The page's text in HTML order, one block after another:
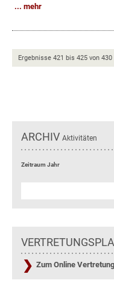
ARCHIV Aktivitäten
Zeitraum Jahr
Zum Online
mehr
Ergebnisse 421 bis 425 von 430